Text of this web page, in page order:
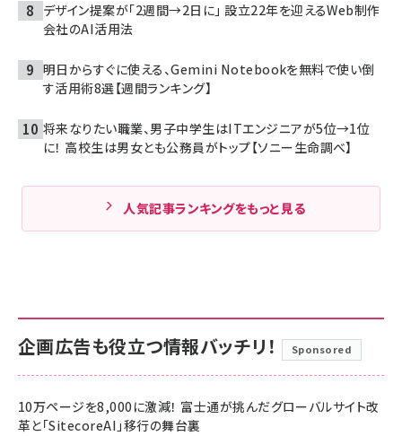
デザイン提案が「2週間→2日に」 設立22年を迎えるWeb制作
会社のAI活用法
明日からすぐに使える、Gemini Notebookを無料で使い倒
す活用術8選【週間ランキング】
将来なりたい職業、男子中学生はITエンジニアが5位→1位
に！ 高校生は男女とも公務員がトップ【ソニー生命調べ】
人気記事ランキングをもっと見る
企画広告も役立つ情報バッチリ！ Sponsored
10万ページを8,000に激減！ 富士通が挑んだグローバルサイト改
革と「SitecoreAI」移行の舞台裏